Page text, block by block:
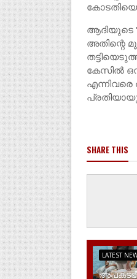
ആദിയുടെ
അതിന്റെ
കേസിൽ
എന്നിവരെ
SHARE THIS
LATEST